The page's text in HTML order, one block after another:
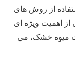
از روش‌ های
از اهمیت ویژه ‌ای
میوه خشک، می